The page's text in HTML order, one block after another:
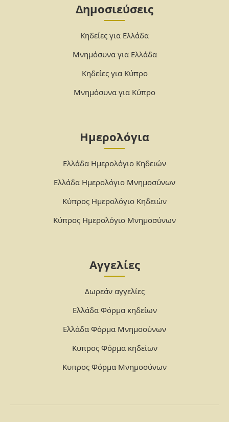
Δημοσιεύσεις
Κηδείες για Ελλάδα
Μνημόσυνα για Ελλάδα
Κηδείες για Κύπρο
Μνημόσυνα για Κύπρο
Ημερολόγια
Ελλάδα Ημερολόγιο Κηδειών
Ελλάδα Ημερολόγιο Μνημοσύνων
Κύπρος Ημερολόγιο Κηδειών
Κύπρος Ημερολόγιο Μνημοσύνων
Αγγελίες
Δωρεάν αγγελίες
Ελλάδα Φόρμα κηδείων
Ελλάδα Φόρμα Μνημοσύνων
Κυπρος Φόρμα κηδείων
Κυπρος Φόρμα Μνημοσύνων